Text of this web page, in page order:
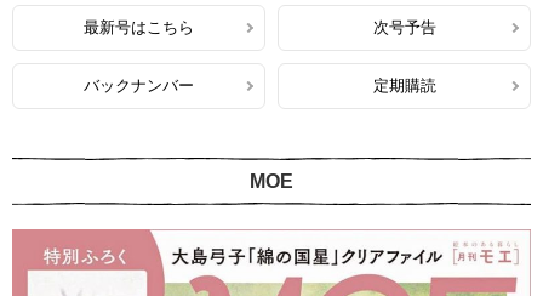
最新号はこちら 次号予告
バックナンバー 定期購読
MOE